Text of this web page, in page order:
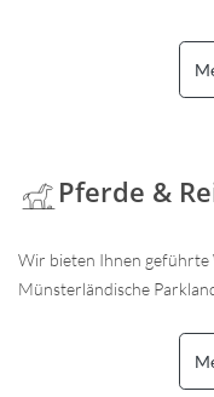
Pferde &
Wir bieten Ihnen
Münsterländische